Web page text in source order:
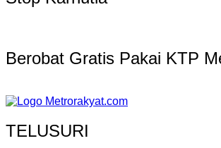
Berobat Gratis Pakai KTP
TELUSURI